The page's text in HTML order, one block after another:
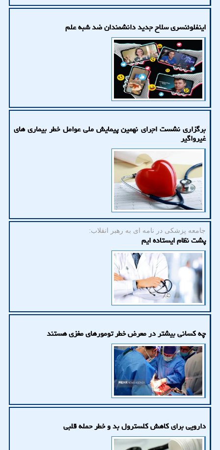
اینفلوئنسری سلاح جدید دانشمندان ضد شبه علم
برگزاری نشست اجرای نهمین پیمایش ملی عوامل خطر بیماری های
غیرواگیر
جامعه پزشکی در نامه ای به رهبر انقلاب:
پشت نظام ایستاده ایم
چه کسانی بیشتر در معرض خطر تومورهای مغزی هستند
دارویی برای کاهش کلسترول بد و خطر حمله قلبی